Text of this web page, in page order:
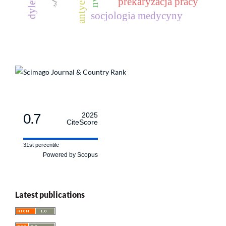
socjologia medycyny
0.7
2025
CiteScore
31st percentile
Powered by Scopus
Latest publications